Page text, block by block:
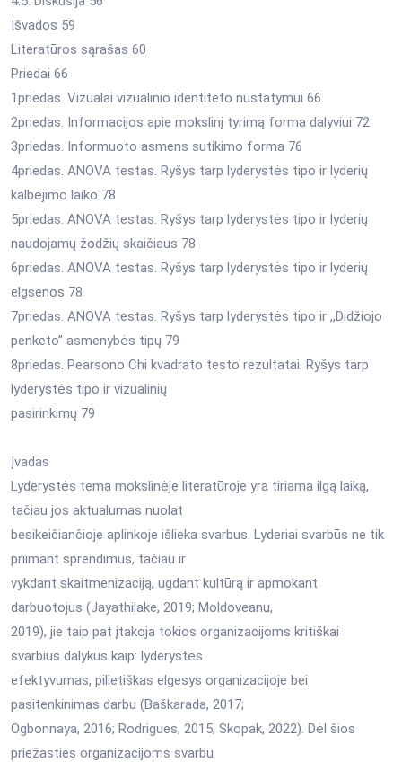
Išvados 59
Literatūros sąrašas 60
Priedai 66
1priedas. Vizualai vizualinio identiteto nustatymui 66
2priedas. Informacijos apie mokslinį tyrimą forma dalyviui 72
3priedas. Informuoto asmens sutikimo forma 76
4priedas. ANOVA testas. Ryšys tarp lyderystės tipo ir lyderių
kalbėjimo laiko 78
5priedas. ANOVA testas. Ryšys tarp lyderystės tipo ir lyderių
naudojamų žodžių skaičiaus 78
6priedas. ANOVA testas. Ryšys tarp lyderystės tipo ir lyderių
elgsenos 78
7priedas. ANOVA testas. Ryšys tarp lyderystės tipo ir ,,Didžiojo
penketo” asmenybės tipų 79
8priedas. Pearsono Chi kvadrato testo rezultatai. Ryšys tarp
lyderystės tipo ir vizualinių
pasirinkimų 79
Įvadas
Lyderystės tema mokslinėje literatūroje yra tiriama ilgą laiką,
tačiau jos aktualumas nuolat
besikeičiančioje aplinkoje išlieka svarbus. Lyderiai svarbūs ne tik
priimant sprendimus, tačiau ir
vykdant skaitmenizaciją, ugdant kultūrą ir apmokant
darbuotojus (Jayathilake, 2019; Moldoveanu,
2019), jie taip pat įtakoja tokios organizacijoms kritiškai
svarbius dalykus kaip: lyderystės
efektyvumas, pilietiškas elgesys organizacijoje bei
pasitenkinimas darbu (Baškarada, 2017;
Ogbonnaya, 2016; Rodrigues, 2015; Skopak, 2022). Dėl šios
priežasties organizacijoms svarbu